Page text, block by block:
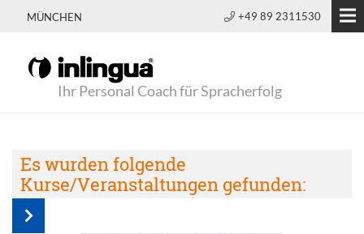
MÜNCHEN +49 89 2311530
Ihr Personal Coach für Spracherfolg
Es wurden folgende
Kurse/Veranstaltungen gefunden: